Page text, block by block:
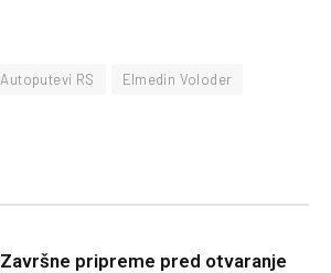
Autoputevi RS Elmedin Voloder
Završne pripreme pred otvaranje